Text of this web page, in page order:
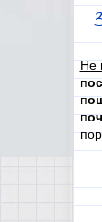
Не
пос
п
поч
пор